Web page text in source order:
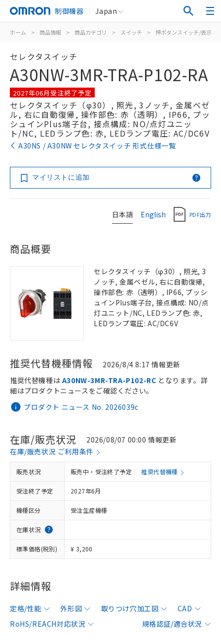
制御機器 Japan
ホーム > 商品情報 > 商品カテゴリ > スイッチ > 押ボタンスイッチ/表示灯
セレクタスイッチ
A30NW-3MR-TRA-P102-RA
2027年06月受注終了予定
セレクタスイッチ（φ30）, 照光, 3ノッチ, 金属ベゼ
ル, 右に自動復帰, 操作部色: 赤（透明）, IP66, プッ
シュインPlus端子台, 接点構成: NO/点灯ユニッ
ト/NC, LEDランプ色: 赤, LEDランプ電圧: AC/DC6V
A30NS / A30NW セレクタスイッチ 形式仕様一覧
マイリストに追加
日本語 English PDF出力
商品概要
セレクタスイッチ（φ30）, 照光, 3
ノッチ, 金属ベゼル, 右に自動復帰,
操作部色: 赤（透明）, IP66, プッシ
ュインPlus端子台, 接点構成: NO/点
灯ユニット/NC, LEDランプ色: 赤,
LEDランプ電圧: AC/DC6V
推奨代替機種情報 2026/8/4 8:17 情報更新
プロダクト ニュース No. 2026039c
推奨代替機種は A30NW-3MR-TRA-P102-RC となります。詳
細はプロダクトニュースをご確認ください。
在庫/販売状況
2026/08/07 00:00 情報更新
在庫/販売状況 ご利用条件
販売状況 販売中・受注終了予定 推奨代替機種
受注終了予定 2027年6月
機種区分 受注生産機種
在庫状況
標準価格(税別) ¥ 3,200
詳細情報
定格/性能 外形図 取りつけ穴加工図
CAD
RoHS/REACH対応状況
規格認証/適合状況